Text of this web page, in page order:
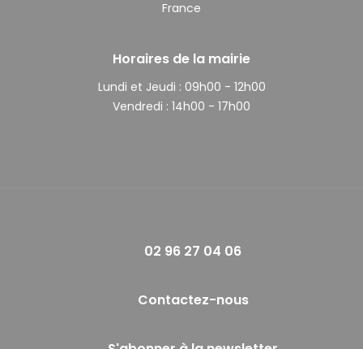
France
Horaires de la mairie
Lundi et Jeudi : 09h00 - 12h00
Vendredi : 14h00 - 17h00
02 96 27 04 06
Contactez-nous